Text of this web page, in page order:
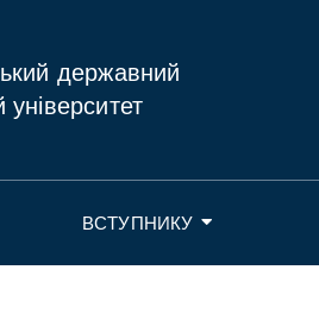
державний
ВСТУПНИКУ